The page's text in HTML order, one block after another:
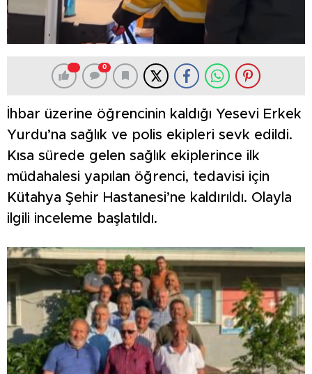
0
İhbar üzerine öğrencinin kaldığı Yesevi Erkek
Yurdu’na sağlık ve polis ekipleri sevk edildi.
Kısa sürede gelen sağlık ekiplerince ilk
müdahalesi yapılan öğrenci, tedavisi için
Kütahya Şehir Hastanesi’ne kaldırıldı. Olayla
ilgili inceleme başlatıldı.